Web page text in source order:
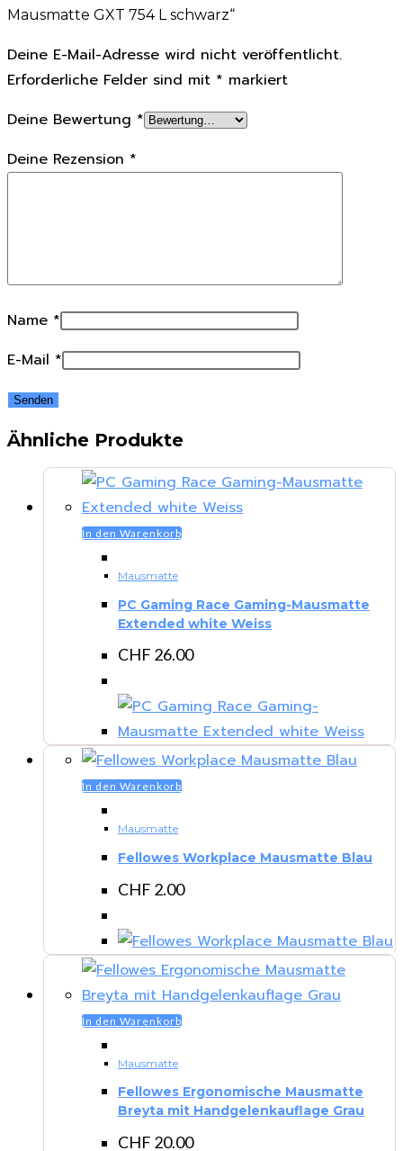
Mausmatte GXT 754 L schwarz“
Deine E-Mail-Adresse wird nicht veröffentlicht.
Erforderliche Felder sind mit * markiert
Deine Bewertung *
Deine Rezension *
Name *
E-Mail *
Ähnliche Produkte
In den Warenkorb
Mausmatte
PC Gaming Race Gaming-Mausmatte
Extended white Weiss
CHF 26.00
In den Warenkorb
Mausmatte
Fellowes Workplace Mausmatte Blau
CHF 2.00
In den Warenkorb
Mausmatte
Fellowes Ergonomische Mausmatte
Breyta mit Handgelenkauflage Grau
CHF 20.00